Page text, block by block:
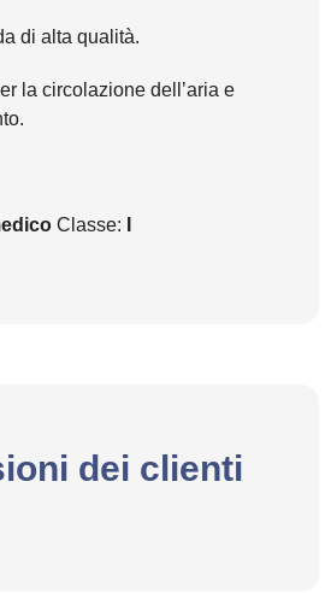
di alta qualità.
la circolazione dell’aria e
Classe:
dei clienti